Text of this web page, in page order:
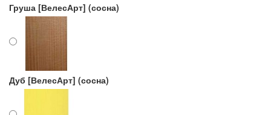
Груша [ВелесАрт] (сосна)
Дуб [ВелесАрт] (сосна)